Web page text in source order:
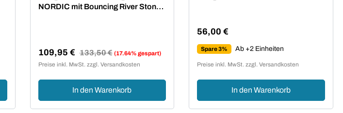
NORDIC mit Bouncing River Stone,
Verkaufspreis:
109,95 € Regulärer Preis:
133,50 € (17.64% gespart)
Preise inkl. MwSt. zzgl. Versandkosten
In den Warenkorb
Regulärer Preis:
56,00 €
Spare 3% Ab +2 Einheiten
Preise inkl. MwSt. zzgl. Versandkosten
In den Warenkorb